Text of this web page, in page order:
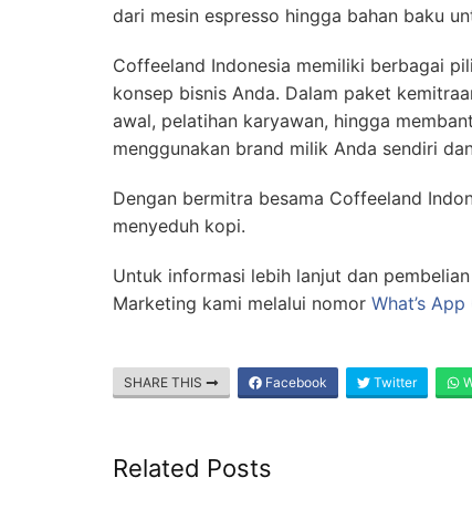
dari mesin espresso hingga bahan baku
Coffeeland Indonesia memiliki berbagai
konsep bisnis Anda. Dalam paket
awal, pelatihan karyawan, hingga
menggunakan brand milik Anda sendiri
Dengan bermitra besama Coffeeland
menyeduh kopi.
Untuk informasi lebih lanjut dan
Marketing kami melalui nomor What’s
SHARE THIS Facebook Twitter
Related Posts